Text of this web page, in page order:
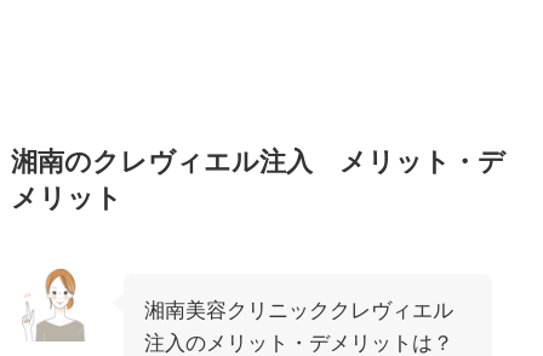
湘南のクレヴィエル注入 メリット・デ
メリット
湘南美容クリニッククレヴィエル
注入のメリット・デメリットは？